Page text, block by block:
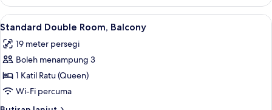
Triple
Room,
Balcony,
Facing
Lihat
semua
foto
untuk
Standard
Double
Room,
Bar mini, peti besi dalam bilik, meja,
4
Standard Double Room, Balcony
19 meter persegi
Boleh menampung 3
1 Katil Ratu (Queen)
Wi-Fi percuma